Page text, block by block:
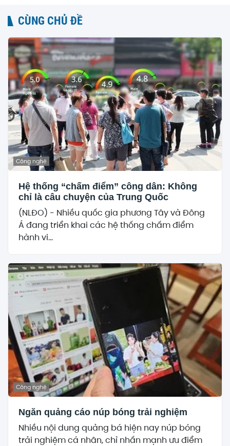
CÙNG CHỦ ĐỀ
Công nghệ
Hệ thống “chấm điểm” công dân: Không
chỉ là câu chuyện của Trung Quốc
(NLĐO) - Nhiều quốc gia phương Tây và Đông
Á đang triển khai các hệ thống chấm điểm
hành vi...
Công nghệ
Ngăn quảng cáo núp bóng trải nghiệm
Nhiều nội dung quảng bá hiện nay núp bóng
trải nghiệm cá nhân, chỉ nhấn mạnh ưu điểm